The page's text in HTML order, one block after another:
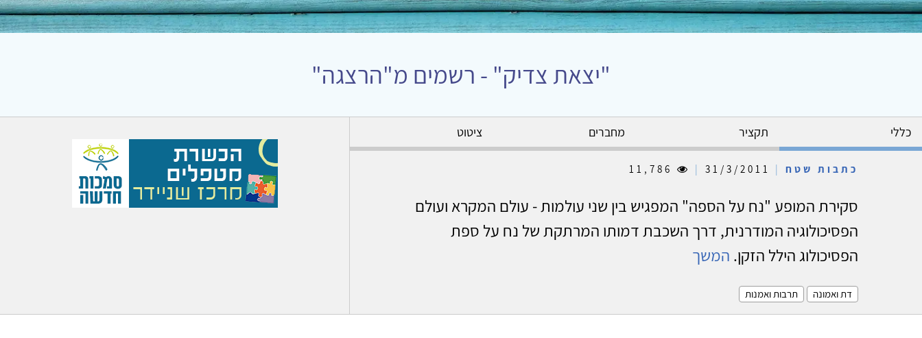
"יצאת צדיק" - רשמים מ"הרצגה"
כללי תקציר מחברים ציטוט
כתבות שטח |
|
סקירת המופע "נח על הספה" המפגיש בין שני עולמות - עולם המקרא ועולם
הפסיכולוגיה המודרנית, דרך השכבת דמותו המרתקת של נח על ספת
הפסיכולוג הילל הזקן. המשך
דת ואמונה תרבות ואמנות